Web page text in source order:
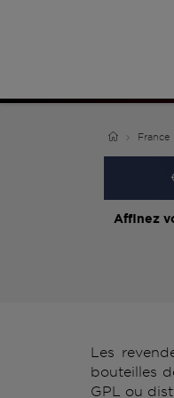
France
Affinez
Les
bouteilles
GPL ou